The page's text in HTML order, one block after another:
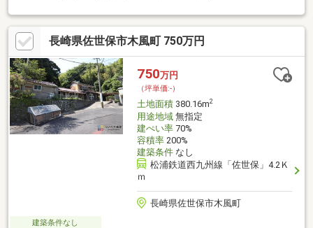
ーで建てられる間取りもデザインも完全自由。規格住宅から注文
住宅まで幅広く検討可能で、理想を妥協しない家づくりができ
る。■ 静かな住環境｜のんびり子育て・セカンドハウスにも◎周
囲は落ち着いた環境。在宅ワークや週末移住、のびのび子育てに
も向いた立地。■ 初期費用を抑えて“土地からスタート”できる狙
い目物件土地価格を抑えられる＝総額をコントロールしやすい。
はじめての不動産購入にも検討しやすい一筆。
長崎県佐世保市木風町 750万円
750万円
（坪単価:-）
土地面積380.16m2
用途地域無指定
建ぺい率70%
容積率200%
建築条件なし
松浦鉄道西九州線「佐世保」4.2Ｋ
ｍ
長崎県佐世保市木風町
建築条件なし